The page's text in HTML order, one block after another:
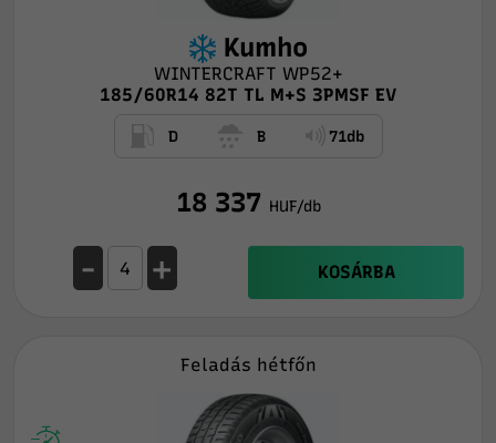
Kumho
WINTERCRAFT WP52+
185/60R14 82T TL M+S 3PMSF EV
D B 71db
18 337 HUF/db
- + KOSÁRBA
Feladás hétfőn